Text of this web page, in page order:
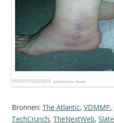
Bronnen: The Atlantic, VDMMP,
TechCrunch, TheNextWeb, Slate